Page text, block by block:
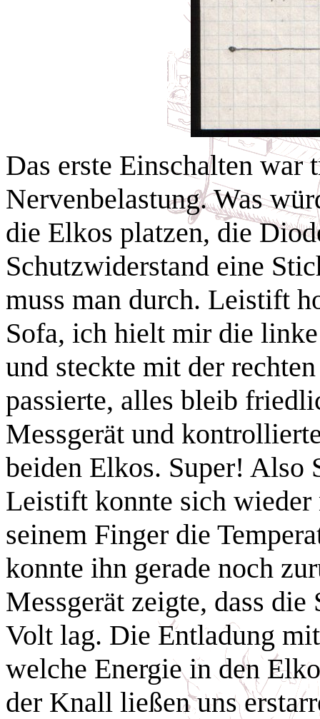
Das erste Einschalten war
Nervenbelastung. Was
die Elkos platzen, die
Schutzwiderstand eine
muss man durch. Leistift
Sofa, ich hielt mir die
und steckte mit der
passierte, alles bleib
Messgerät und
beiden Elkos. Super! Also
Leistift konnte sich
seinem Finger die
konnte ihn gerade noch
Messgerät zeigte, dass
Volt lag. Die Entladung
welche Energie in den
der Knall ließen uns